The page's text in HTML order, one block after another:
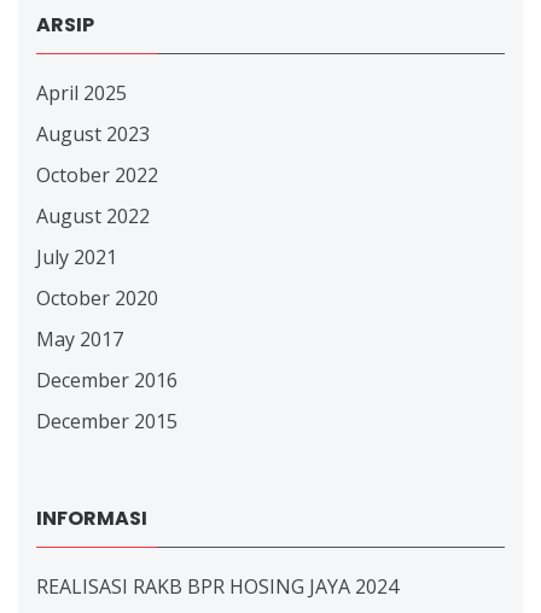
ARSIP
April 2025
August 2023
October 2022
August 2022
July 2021
October 2020
May 2017
December 2016
December 2015
INFORMASI
REALISASI RAKB BPR HOSING JAYA 2024